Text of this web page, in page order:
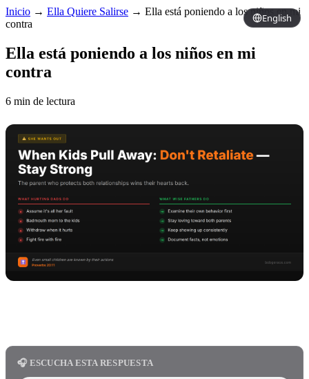
English
Inicio → Ella Quiere Salirse → Ella está poniendo a los niños en mi
contra
Ella está poniendo a los niños en mi
contra
6 min de lectura
🎧 ESCUCHA ESTA RESPUESTA